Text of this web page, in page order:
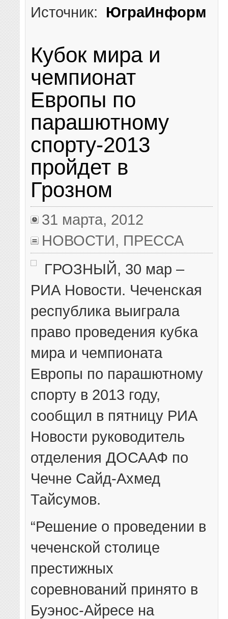
Источник: ЮграИнформ
Кубок мира и
чемпионат
Европы по
парашютному
спорту-2013
пройдет в
Грозном
31 марта, 2012
НОВОСТИ, ПРЕССА
ГРОЗНЫЙ, 30 мар –
РИА Новости. Чеченская
республика выиграла
право проведения кубка
мира и чемпионата
Европы по парашютному
спорту в 2013 году,
сообщил в пятницу РИА
Новости руководитель
отделения ДОСААФ по
Чечне Сайд-Ахмед
Тайсумов.
“Решение о проведении в
чеченской столице
престижных
соревнований принято в
Буэнос-Айресе на